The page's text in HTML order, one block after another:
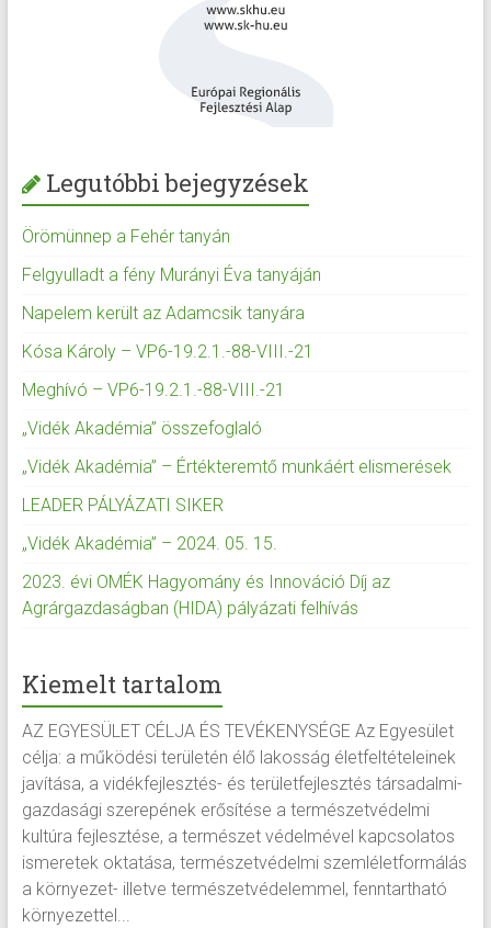
Legutóbbi bejegyzések
Örömünnep a Fehér tanyán
Felgyulladt a fény Murányi Éva tanyáján
Napelem került az Adamcsik tanyára
Kósa Károly – VP6-19.2.1.-88-VIII.-21
Meghívó – VP6-19.2.1.-88-VIII.-21
„Vidék Akadémia” összefoglaló
„Vidék Akadémia” – Értékteremtő munkáért elismerések
LEADER PÁLYÁZATI SIKER
„Vidék Akadémia” – 2024. 05. 15.
2023. évi OMÉK Hagyomány és Innováció Díj az
Agrárgazdaságban (HIDA) pályázati felhívás
Kiemelt tartalom
AZ EGYESÜLET CÉLJA ÉS TEVÉKENYSÉGE Az Egyesület
célja: a működési területén élő lakosság életfeltételeinek
javítása, a vidékfejlesztés- és területfejlesztés társadalmi-
gazdasági szerepének erősítése a természetvédelmi
kultúra fejlesztése, a természet védelmével kapcsolatos
ismeretek oktatása, természetvédelmi szemléletformálás
a környezet- illetve természetvédelemmel, fenntartható
környezettel...